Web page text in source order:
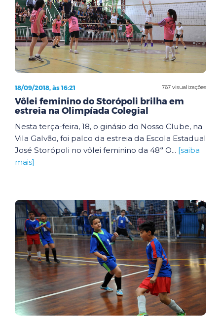
767 visualizações
18/09/2018, às 16:21
Vôlei feminino do Storópoli brilha em
estreia na Olimpíada Colegial
Nesta terça-feira, 18, o ginásio do Nosso Clube, na
Vila Galvão, foi palco da estreia da Escola Estadual
José Storópoli no vôlei feminino da 48ª O... [saiba
mais]